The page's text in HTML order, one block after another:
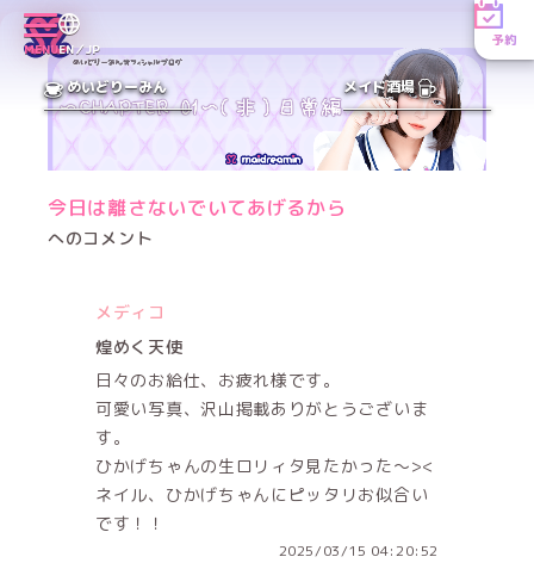
MENUEN／JP
予約
めいどりーみん メイド酒場
今日は離さないでいてあげるから
へのコメント
メディコ
煌めく天使
日々のお給仕、お疲れ様です。
可愛い写真、沢山掲載ありがとうございま
す。
ひかげちゃんの生ロリィタ見たかった～><
ネイル、ひかげちゃんにピッタリお似合い
です！！
2025/03/15 04:20:52